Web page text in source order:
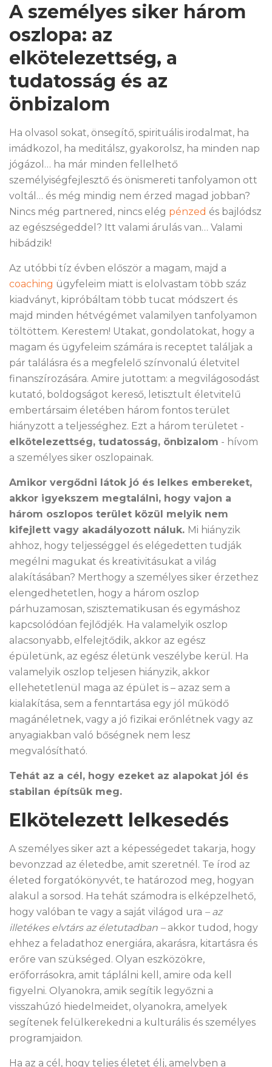
A személyes siker három
oszlopa: az
elkötelezettség, a
tudatosság és az
önbizalom
Ha olvasol sokat, önsegítő, spirituális irodalmat, ha
imádkozol, ha meditálsz, gyakorolsz, ha minden nap
jógázol… ha már minden fellelhető
személyiségfejlesztő és önismereti tanfolyamon ott
voltál… és még mindig nem érzed magad jobban?
Nincs még partnered, nincs elég pénzed és bajlódsz
az egészségeddel? Itt valami árulás van… Valami
hibádzik!
Az utóbbi tíz évben először a magam, majd a
coaching ügyfeleim miatt is elolvastam több száz
kiadványt, kipróbáltam több tucat módszert és
majd minden hétvégémet valamilyen tanfolyamon
töltöttem. Kerestem! Utakat, gondolatokat, hogy a
magam és ügyfeleim számára is receptet találjak a
pár találásra és a megfelelő színvonalú életvitel
finanszírozására. Amire jutottam: a megvilágosodást
kutató, boldogságot kereső, letisztult életvitelű
embertársaim életében három fontos terület
hiányzott a teljességhez. Ezt a három területet -
elkötelezettség, tudatosság, önbizalom - hívom
a személyes siker oszlopainak.
Amikor vergődni látok jó és lelkes embereket,
akkor igyekszem megtalálni, hogy vajon a
három oszlopos terület közül melyik nem
kifejlett vagy akadályozott náluk. Mi hiányzik
ahhoz, hogy teljességgel és elégedetten tudják
megélni magukat és kreativitásukat a világ
alakításában? Merthogy a személyes siker érzethez
elengedhetetlen, hogy a három oszlop
párhuzamosan, szisztematikusan és egymáshoz
kapcsolódóan fejlődjék. Ha valamelyik oszlop
alacsonyabb, elfelejtődik, akkor az egész
épületünk, az egész életünk veszélybe kerül. Ha
valamelyik oszlop teljesen hiányzik, akkor
ellehetetlenül maga az épület is – azaz sem a
kialakítása, sem a fenntartása egy jól működő
magánéletnek, vagy a jó fizikai erőnlétnek vagy az
anyagiakban való bőségnek nem lesz
megvalósítható.
Tehát az a cél, hogy ezeket az alapokat jól és
stabilan építsük meg.
Elkötelezett lelkesedés
A személyes siker azt a képességedet takarja, hogy
bevonzzad az életedbe, amit szeretnél. Te írod az
életed forgatókönyvét, te határozod meg, hogyan
alakul a sorsod. Ha tehát számodra is elképzelhető,
hogy valóban te vagy a saját világod ura – az
illetékes elvtárs az életutadban – akkor tudod, hogy
ehhez a feladathoz energiára, akarásra, kitartásra és
erőre van szükséged. Olyan eszközökre,
erőforrásokra, amit táplálni kell, amire oda kell
figyelni. Olyanokra, amik segítik legyőzni a
visszahúzó hiedelmeidet, olyanokra, amelyek
segítenek felülkerekedni a kulturális és személyes
programjaidon.
Ha az a cél, hogy teljes életet élj, amelyben a